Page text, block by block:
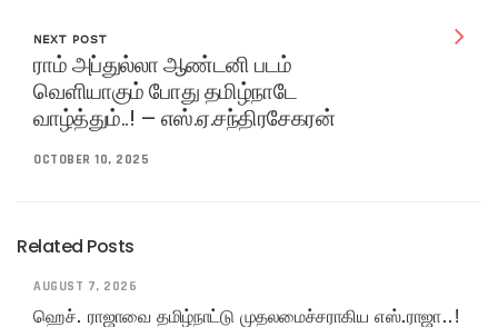
NEXT POST
ராம் அப்துல்லா ஆண்டனி படம்
வெளியாகும் போது தமிழ்நாடே
வாழ்த்தும்..! – எஸ்.ஏ.சந்திரசேகரன்
OCTOBER 10, 2025
Related Posts
AUGUST 7, 2026
ஹெச். ராஜாவை தமிழ்நாட்டு முதலமைச்சராகிய எஸ்.ராஜா..!